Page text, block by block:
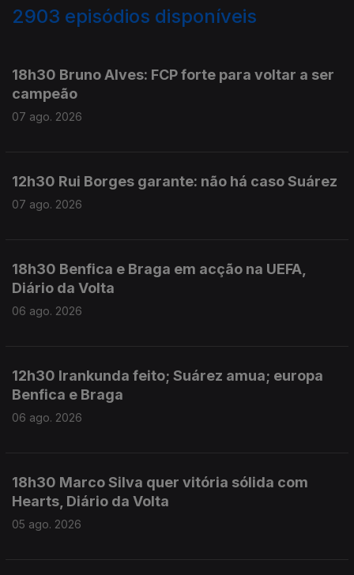
2903 episódios disponíveis
18h30 Bruno Alves: FCP forte para voltar a ser
campeão
07 ago. 2026
12h30 Rui Borges garante: não há caso Suárez
07 ago. 2026
18h30 Benfica e Braga em acção na UEFA,
Diário da Volta
06 ago. 2026
12h30 Irankunda feito; Suárez amua; europa
Benfica e Braga
06 ago. 2026
18h30 Marco Silva quer vitória sólida com
Hearts, Diário da Volta
05 ago. 2026